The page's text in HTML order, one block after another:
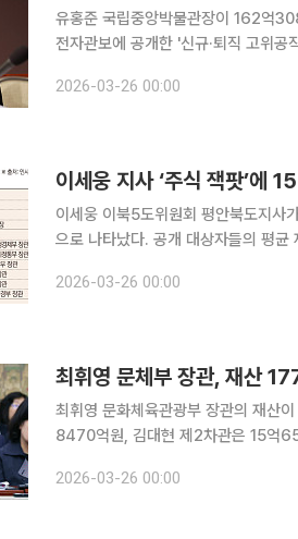
유홍준 국립중앙박물관장이 162억3087만원의 재산
전자관보에 공개한 '신규·퇴직 고위
포함해 56억2700만원에 달했다. 토
2026-03-26 00:00
이세웅 이북5도위원회 평안북도지
으로 나타났다. 공개 대상자들의 평균 재산 규모는
단체장, 광역의회 의원, 시·도 교육감
2026-03-26 00:00
최휘영 문화체육관광부 장관의 재산
8470억원, 김대현 제2차관은 15억6501만원으로 확인됐
2026-03-26 00:00